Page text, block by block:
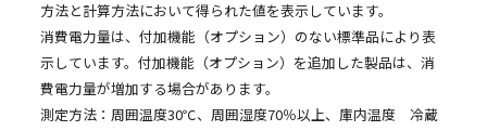
方法と計算方法において得られた値を表示しています。
消費電力量は、付加機能（オプション）のない標準品により表
示しています。付加機能（オプション）を追加した製品は、消
費電力量が増加する場合があります。
測定方法：周囲温度30℃、周囲湿度70％以上、庫内温度 冷蔵